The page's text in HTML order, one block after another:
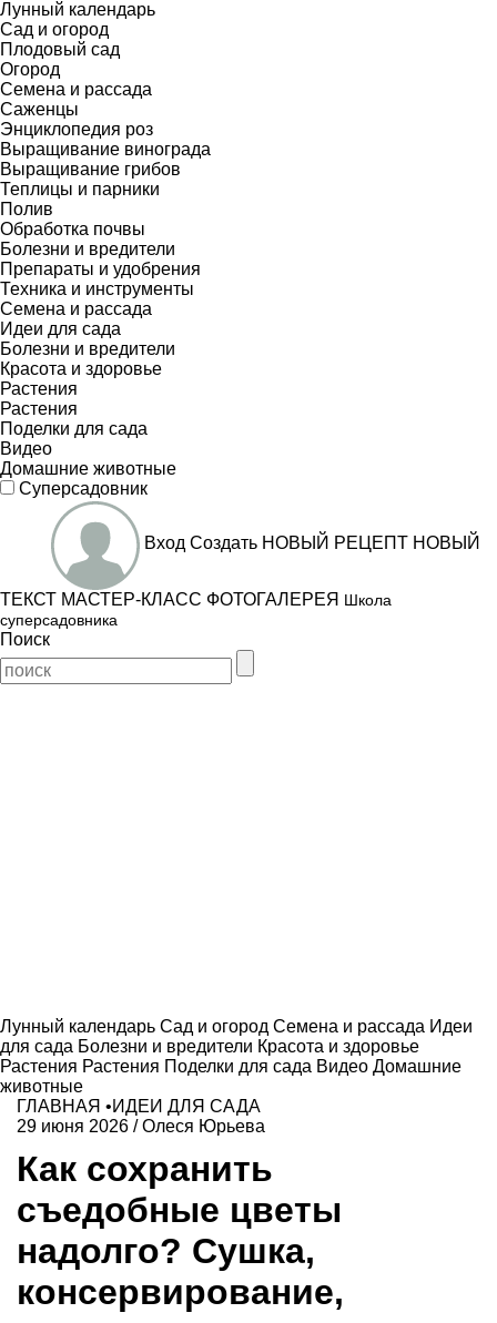
Лунный календарь
Сад и огород
Плодовый сад
Огород
Семена и рассада
Саженцы
Энциклопедия роз
Выращивание винограда
Выращивание грибов
Теплицы и парники
Полив
Обработка почвы
Болезни и вредители
Препараты и удобрения
Техника и инструменты
Семена и рассада
Идеи для сада
Болезни и вредители
Красота и здоровье
Растения
Растения
Поделки для сада
Видео
Домашние животные
Суперсадовник
Вход Создать НОВЫЙ РЕЦЕПТ НОВЫЙ
ТЕКСТ МАСТЕР-КЛАСС ФОТОГАЛЕРЕЯ Школа
суперсадовника
Поиск
Лунный календарь Сад и огород Семена и рассада Идеи
для сада Болезни и вредители Красота и здоровье
Растения Растения Поделки для сада Видео Домашние
животные
ГЛАВНАЯ •ИДЕИ ДЛЯ САДА
29 июня 2026 /Олеся Юрьева
Как сохранить
съедобные цветы
надолго? Сушка,
консервирование,